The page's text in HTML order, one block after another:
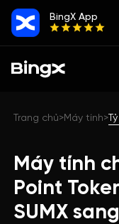
BingX App
Trang chủ>Máy tính>
Máy tính
Point
SUMX